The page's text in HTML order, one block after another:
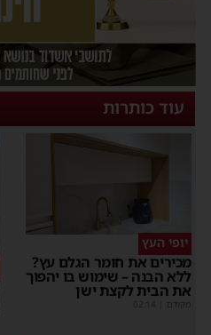
עוד כותרות
יופי העץ
מכירים את חומר הגלם עץ?
ללא הבנה – שימוש בו יהפוך
את הבית לקצת ישן
מקודם